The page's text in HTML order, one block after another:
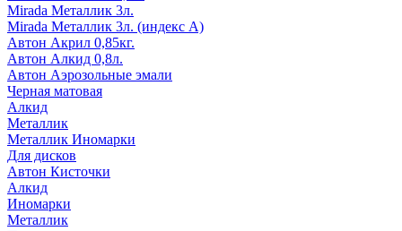
Mirada Металлик 3л.
Mirada Металлик 3л. (индекс А)
Автон Акрил 0,85кг.
Автон Алкид 0,8л.
Автон Аэрозольные эмали
Черная матовая
Алкид
Металлик
Металлик Иномарки
Для дисков
Автон Кисточки
Алкид
Иномарки
Металлик